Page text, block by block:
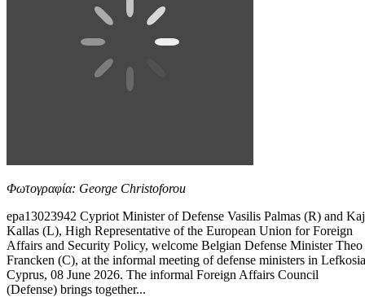
Φωτογραφία: George Christoforou
epa13023942 Cypriot Minister of Defense Vasilis Palmas (R) and
Kallas (L), High Representative of the European Union for Foreign
Affairs and Security Policy, welcome Belgian Defense Minister Theo
Francken (C), at the informal meeting of defense ministers in
Cyprus, 08 June 2026. The informal Foreign Affairs Council
(Defense) brings together...